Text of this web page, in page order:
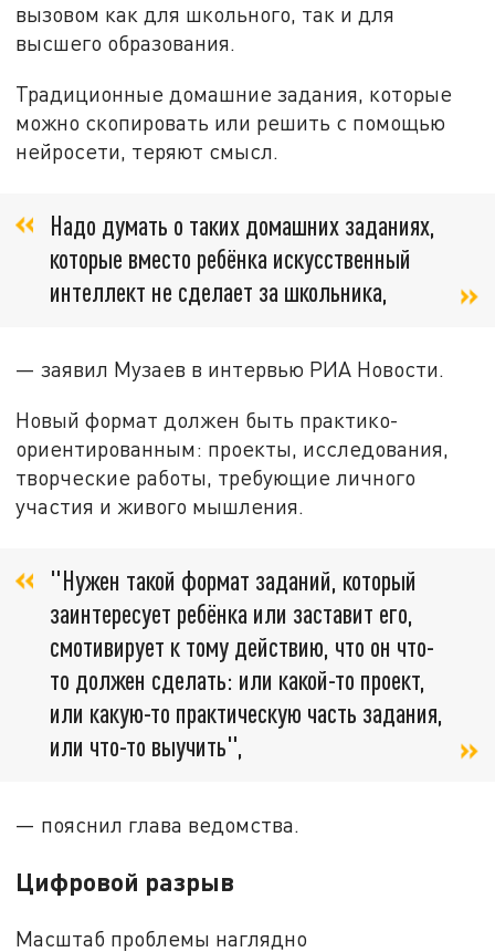
вызовом как для школьного, так и для
высшего образования.
Традиционные домашние задания, которые
можно скопировать или решить с помощью
нейросети, теряют смысл.
Надо думать о таких домашних заданиях,
которые вместо ребёнка искусственный
интеллект не сделает за школьника,
— заявил Музаев в интервью РИА Новости.
Новый формат должен быть практико-
ориентированным: проекты, исследования,
творческие работы, требующие личного
участия и живого мышления.
"Нужен такой формат заданий, который
заинтересует ребёнка или заставит его,
смотивирует к тому действию, что он что-
то должен сделать: или какой-то проект,
или какую-то практическую часть задания,
или что-то выучить",
— пояснил глава ведомства.
Цифровой разрыв
Масштаб проблемы наглядно